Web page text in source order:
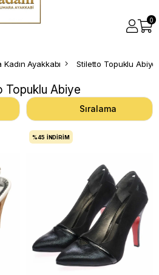
0
Ayakkabı Stiletto Topuklu Abiye
Topuklu Abiye
Sıralama
%45 İNDIRIM